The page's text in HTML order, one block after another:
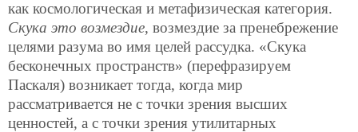
как космологическая и метафизическая категория.
Скука это возмездие, возмездие за пренебрежение
целями разума во имя целей рассудка. «Скука
бесконечных пространств» (перефразируем
Паскаля) возникает тогда, когда мир
рассматривается не с точки зрения высших
ценностей, а с точки зрения утилитарных